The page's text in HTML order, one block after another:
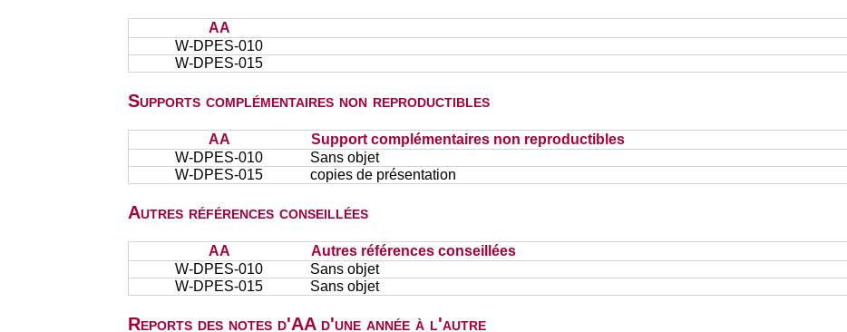
AA
W-DPES-010
W-DPES-015
Supports complémentaires non reproductibles
AA
Support complémentaires non reproductibles
W-DPES-010
Sans objet
W-DPES-015
copies de présentation
Autres références conseillées
AA
Autres références conseillées
W-DPES-010
Sans objet
W-DPES-015
Sans objet
Reports des notes d'AA d'une année à l'autre